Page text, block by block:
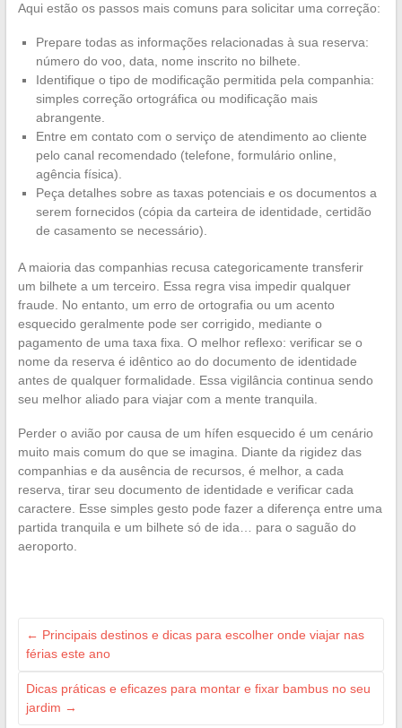
Aqui estão os passos mais comuns para solicitar uma correção:
Prepare todas as informações relacionadas à sua reserva:
número do voo, data, nome inscrito no bilhete.
Identifique o tipo de modificação permitida pela companhia:
simples correção ortográfica ou modificação mais
abrangente.
Entre em contato com o serviço de atendimento ao cliente
pelo canal recomendado (telefone, formulário online,
agência física).
Peça detalhes sobre as taxas potenciais e os documentos a
serem fornecidos (cópia da carteira de identidade, certidão
de casamento se necessário).
A maioria das companhias recusa categoricamente transferir
um bilhete a um terceiro. Essa regra visa impedir qualquer
fraude. No entanto, um erro de ortografia ou um acento
esquecido geralmente pode ser corrigido, mediante o
pagamento de uma taxa fixa. O melhor reflexo: verificar se o
nome da reserva é idêntico ao do documento de identidade
antes de qualquer formalidade. Essa vigilância continua sendo
seu melhor aliado para viajar com a mente tranquila.
Perder o avião por causa de um hífen esquecido é um cenário
muito mais comum do que se imagina. Diante da rigidez das
companhias e da ausência de recursos, é melhor, a cada
reserva, tirar seu documento de identidade e verificar cada
caractere. Esse simples gesto pode fazer a diferença entre uma
partida tranquila e um bilhete só de ida… para o saguão do
aeroporto.
← Principais destinos e dicas para escolher onde viajar nas
férias este ano
Dicas práticas e eficazes para montar e fixar bambus no seu
jardim →